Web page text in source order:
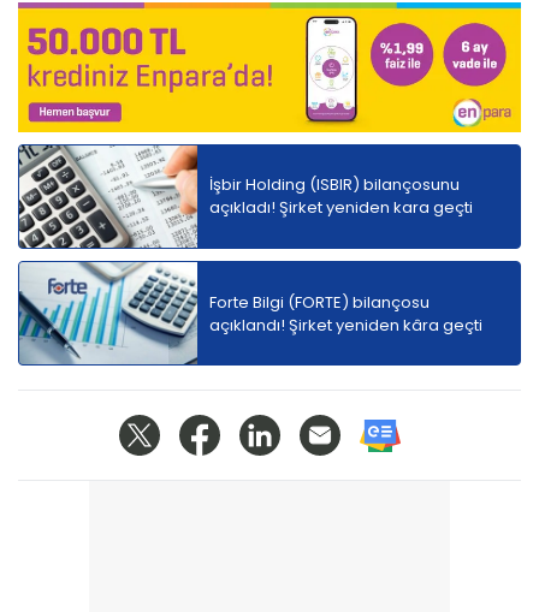
İşbir Holding (ISBIR) bilançosunu
açıkladı! Şirket yeniden kara geçti
Forte Bilgi (FORTE) bilançosu
açıklandı! Şirket yeniden kâra geçti